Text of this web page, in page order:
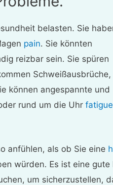
belasten. Sie
pain. Sie könnten
reizbar sein. Sie spüren
Schweißausbrüche,
können angespannte und
rund um die Uhrfatigue
anfühlen, als ob Sie eine
würden. Es ist eine gute
um sicherzustellen,